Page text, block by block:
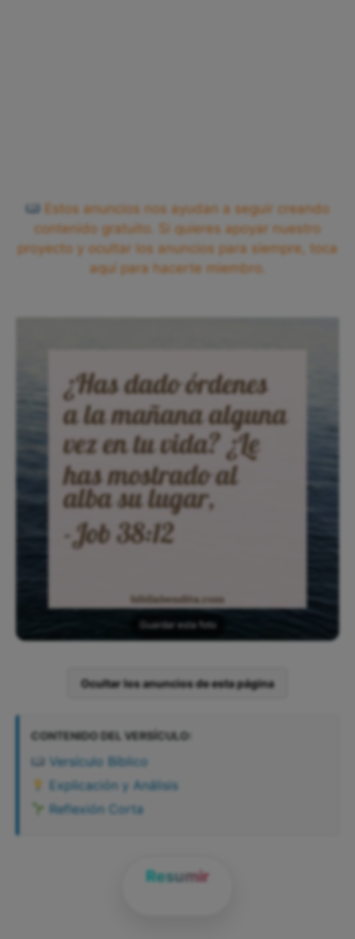
Estos anuncios nos ayudan a seguir creando
contenido gratuito. Si quieres apoyar nuestro
proyecto y ocultar los anuncios para siempre, toca
aquí para hacerte miembro.
Guardar esta foto
Ocultar los anuncios de esta página
CONTENIDO DEL VERSÍCULO:
Versículo Bíblico
Explicación y Análisis
Reflexión Corta
Resumir